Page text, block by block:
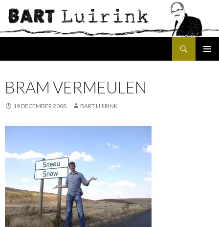
BRAM VERMEULEN
19 DECEMBER 2008 BART LUIRINK